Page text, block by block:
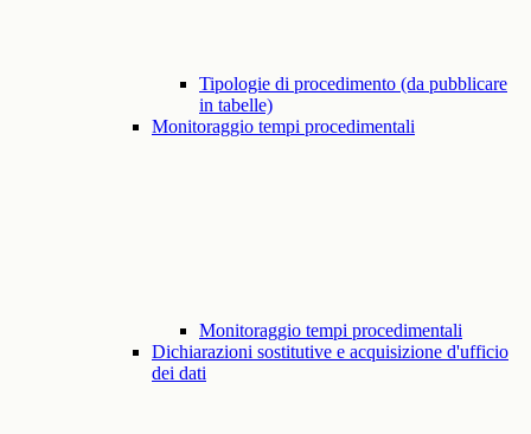
Tipologie di procedimento (da pubblicare
in tabelle)
Monitoraggio tempi procedimentali
Monitoraggio tempi procedimentali
Dichiarazioni sostitutive e acquisizione d'ufficio
dei dati